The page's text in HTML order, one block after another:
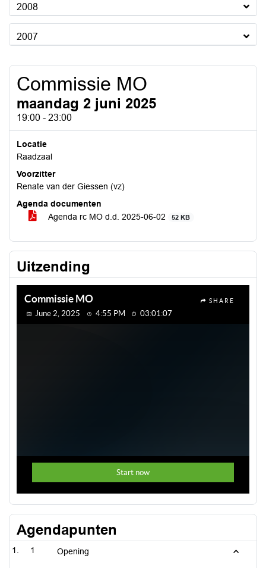
2008
2007
Commissie MO
maandag 2 juni 2025
19:00 - 23:00
Locatie
Raadzaal
Voorzitter
Renate van der Giessen (vz)
Agenda documenten
Agenda rc MO d.d. 2025-06-02
52 KB
Uitzending
Agendapunten
1 Opening